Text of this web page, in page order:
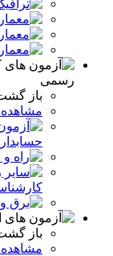
رسمی
باز
مشاهده
باز
مشاهده